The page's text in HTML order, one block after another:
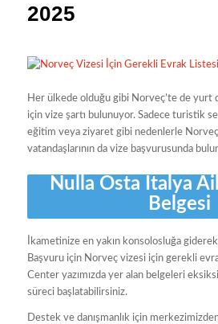
2025
Her ülkede olduğu gibi Norveç’te de yurt
için vize şartı bulunuyor. Sadece turistik
eğitim veya ziyaret gibi nedenlerle
vatandaşlarının da vize başvurusunda
Nulla Osta İtalya
Belgesi
İkametinize en yakın konsolosluğa
Başvuru için Norveç vizesi için gerekli
Center yazımızda yer alan belgeleri
süreci başlatabilirsiniz.
Destek ve danışmanlık için